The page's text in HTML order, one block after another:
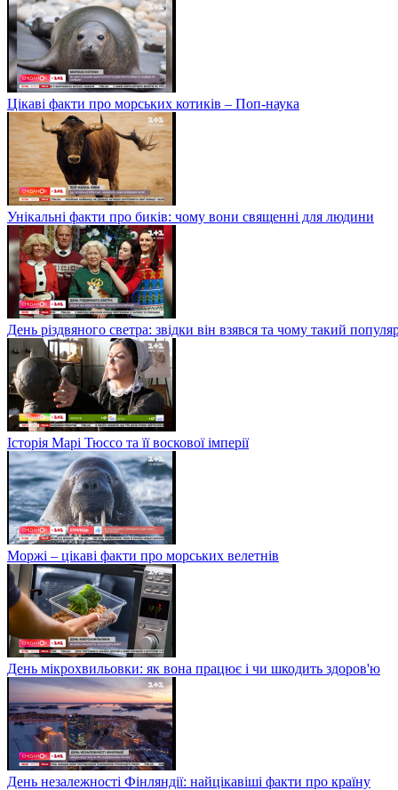
Цікаві факти про морських котиків – Поп-наука
Унікальні факти про биків: чому вони священні для людини
День різдвяного светра: звідки він взявся та чому такий
Історія Марі Тюссо та її воскової імперії
Моржі – цікаві факти про морських велетнів
День мікрохвильовки: як вона працює і чи шкодить здоров'ю
День незалежності Фінляндії: найцікавіші факти про країну